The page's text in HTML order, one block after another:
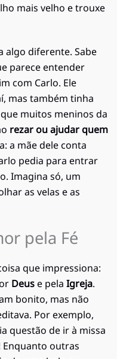
mais velho e trouxe
algo diferente. Sabe
parece entender
com Carlo. Ele
mas também tinha
muitos meninos da
rezar ou ajudar quem
a mãe dele conta
pedia para entrar
Imagina só, um
as velas e as
pela Fé
que impressiona:
Deuse pela Igreja.
bonito, mas não
Por exemplo,
questão de ir à missa
outras